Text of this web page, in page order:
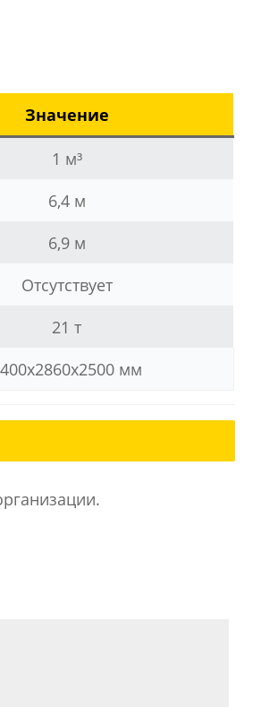
Значение
1 м³
6,4 м
6,9 м
Отсутствует
21 т
мм